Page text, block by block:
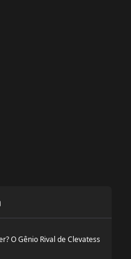
O Gênio Rival de Clevatess